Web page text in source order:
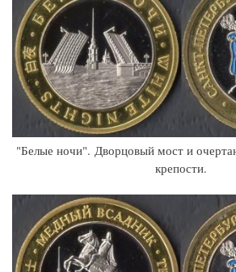
"Белые ночи". Дворцовый мост и
крепости.